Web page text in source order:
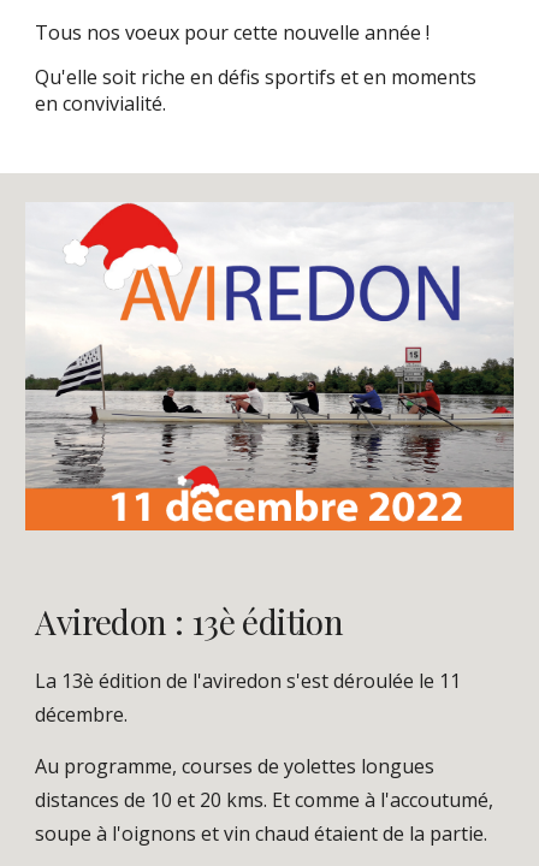
Tous nos voeux pour cette nouvelle année !
Qu'elle soit riche en défis sportifs et en moments
en convivialité.
Aviredon : 13è édition
La 13è édition de l'aviredon s'est déroulée le 11
décembre.
Au programme, courses de yolettes longues
distances de 10 et 20 kms. Et comme à l'accoutumé,
soupe à l'oignons et vin chaud étaient de la partie.